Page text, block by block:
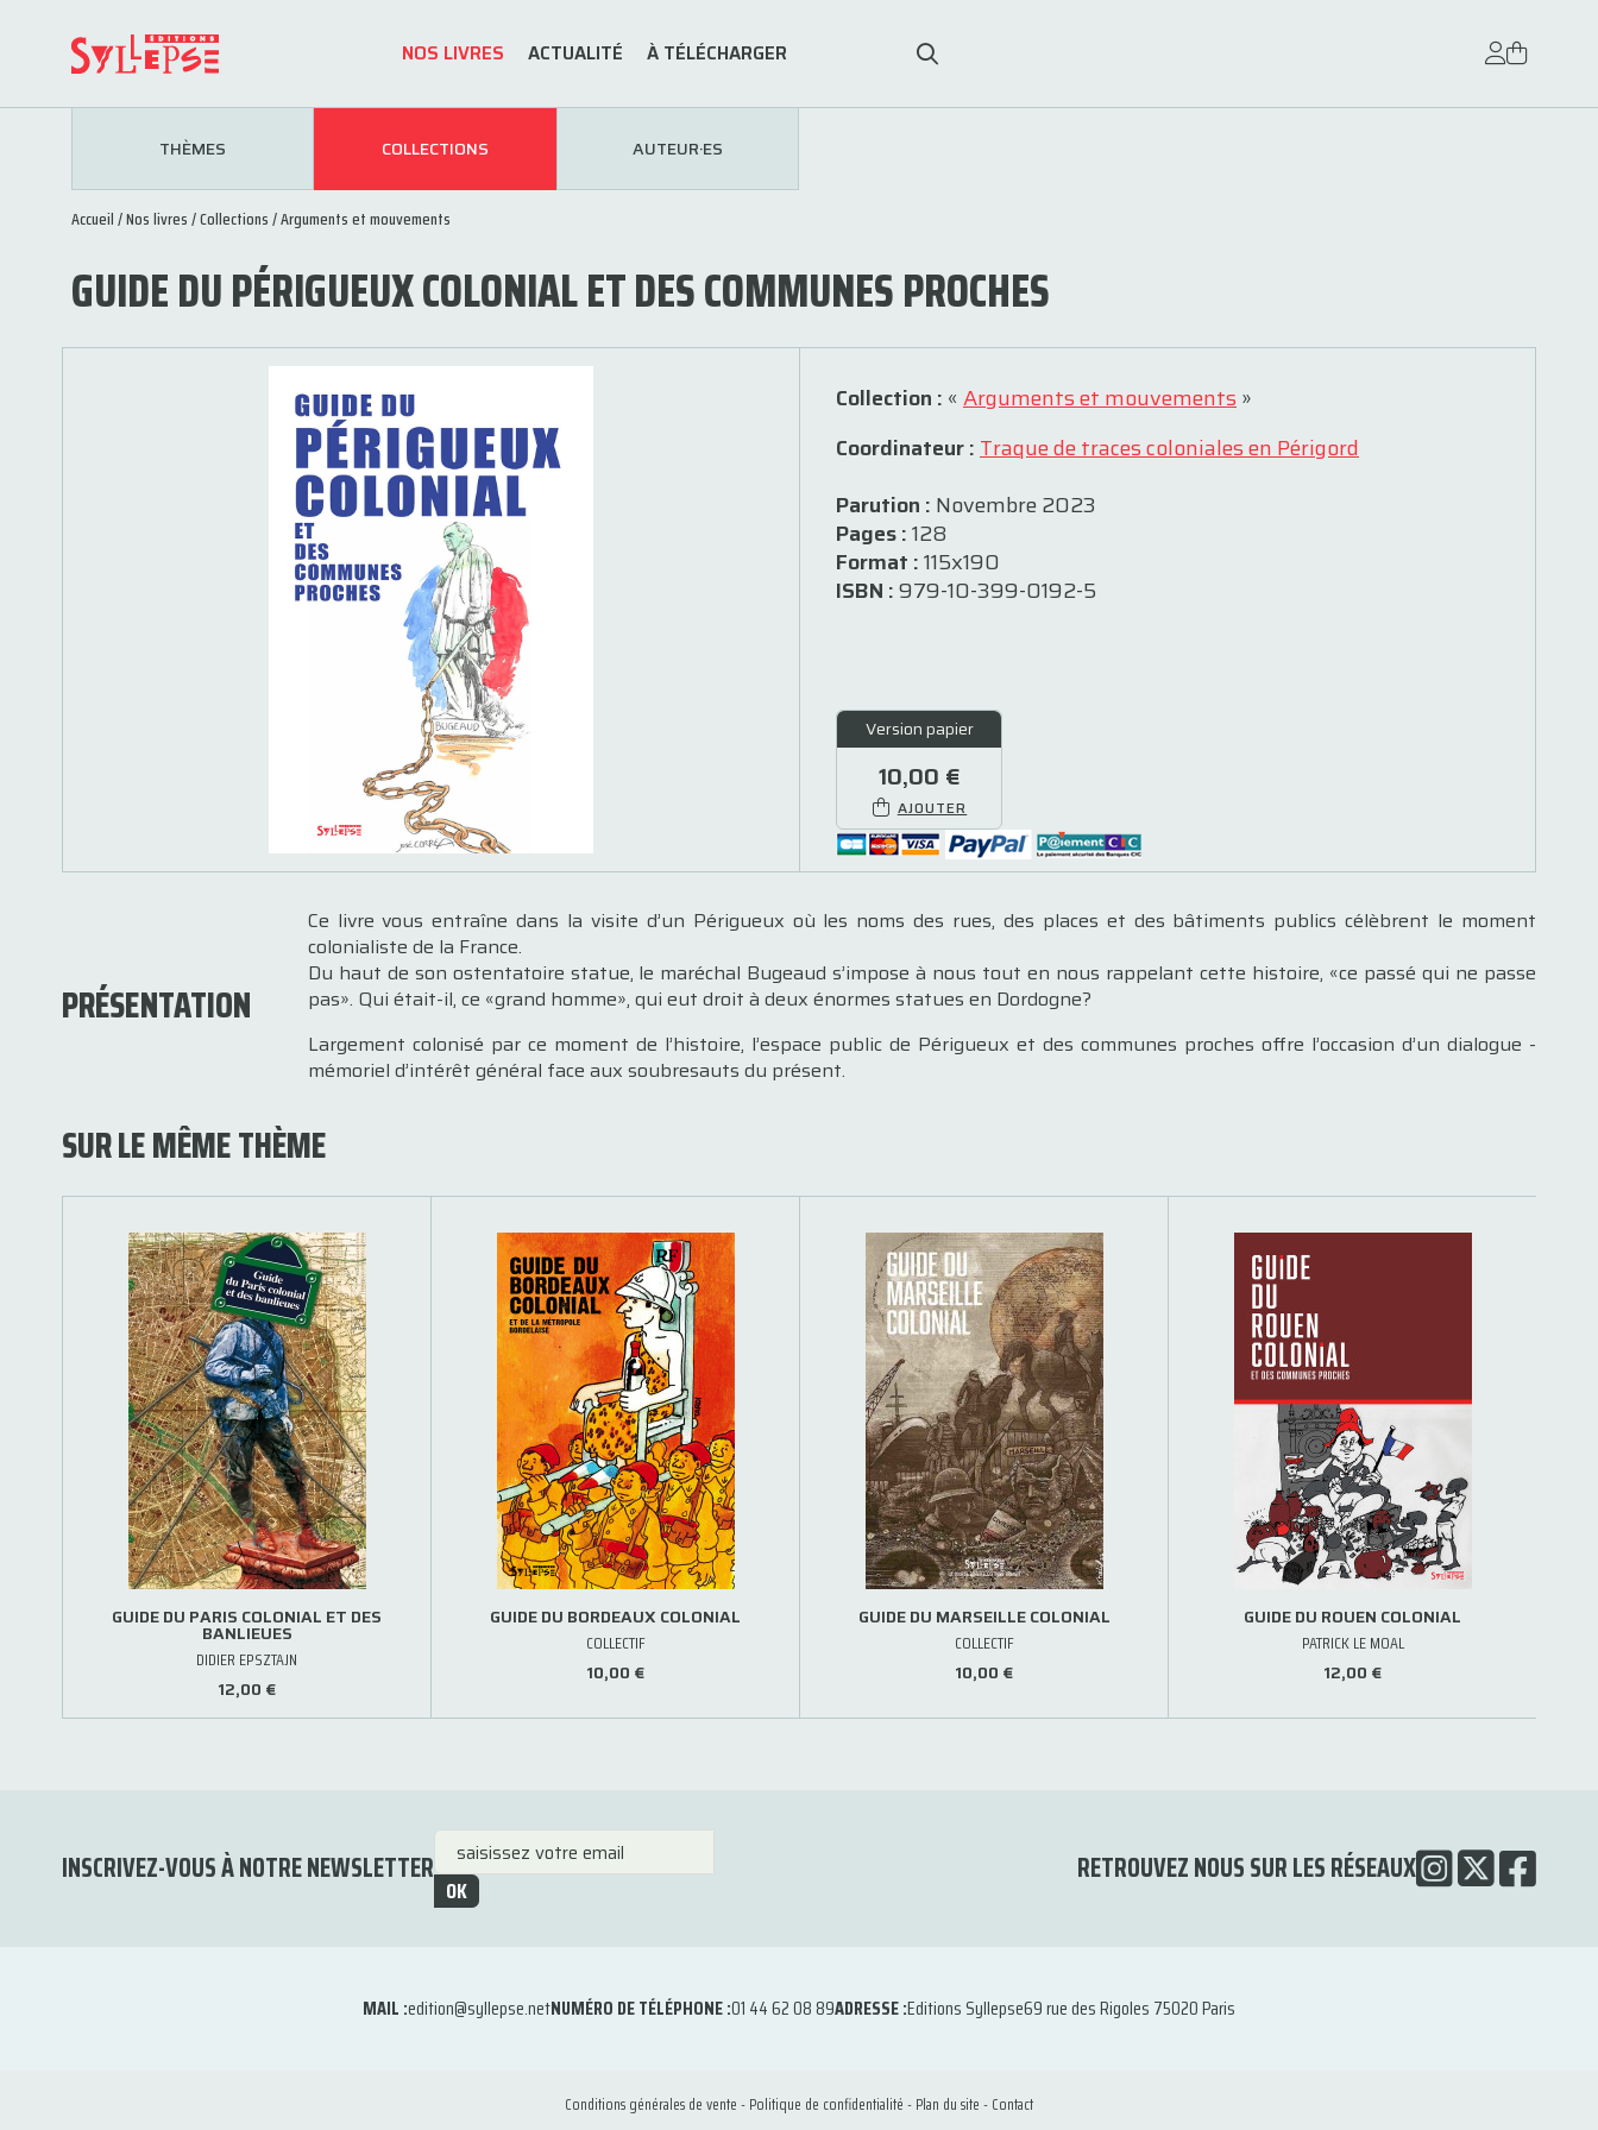
NOS LIVRES ACTUALITÉ À TÉLÉCHARGER
THÈMES COLLECTIONS AUTEUR·ES
Accueil/Nos livres/Collections/Arguments et mouvements
GUIDE DU PÉRIGUEUX COLONIAL ET DES COMMUNES PROCHES
Version papier
10,00 €
AJOUTER
Collection : « Arguments et mouvements»
Coordinateur :Traque de traces coloniales en Périgord
Parution : Novembre 2023
Pages :128
Format :115x190
ISBN :979-10-399-0192-5
PRÉSENTATION
Ce livre vous entraîne dans la visite d’un ­Périgueux où les noms des rues, des places et des bâtiments publics célèbrent le moment
colonialiste de la France.
Du haut de son ostentatoire statue, le maréchal Bugeaud s’impose à nous tout en nous rappelant cette histoire, «ce passé qui ne passe
pas». Qui était-il, ce «grand homme», qui eut droit à deux énormes statues en Dordogne?
Largement colonisé par ce moment de l’histoire, l’espace public de Périgueux et des communes proches offre l’occasion d’un dialogue ­
mémoriel d’intérêt général face aux soubresauts du présent.
SUR LE MÊME THÈME
GUIDE DU PARIS COLONIAL ET DES
BANLIEUES
DIDIER EPSZTAJN
12,00 €
GUIDE DU BORDEAUX COLONIAL
COLLECTIF
10,00 €
GUIDE DU MARSEILLE COLONIAL
COLLECTIF
10,00 €
GUIDE DU ROUEN COLONIAL
PATRICK LE MOAL
12,00 €
INSCRIVEZ-VOUS À NOTRE NEWSLETTER
OK
RETROUVEZ NOUS SUR LES RÉSEAUX
MAIL :edition@syllepse.netNUMÉRO DE TÉLÉPHONE :01 44 62 08 89ADRESSE :Editions Syllepse69 rue des Rigoles 75020 Paris
Conditions générales de vente-Politique de confidentialité-Plan du site-Contact